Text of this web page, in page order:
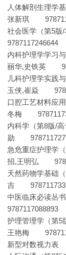
人体解剖生理
张新琪
社会医学（第
9787117246644
内科护理学学
丽华,史铁英
儿科护理学实
玉侠,崔焱
口腔工艺材料
冬梅
内科学（第8版
勋
急危重症护理
招,王明弘
天然药物学基
吉
中医临床必
9787117088893
护理管理学（
王艳梅
新型对数视